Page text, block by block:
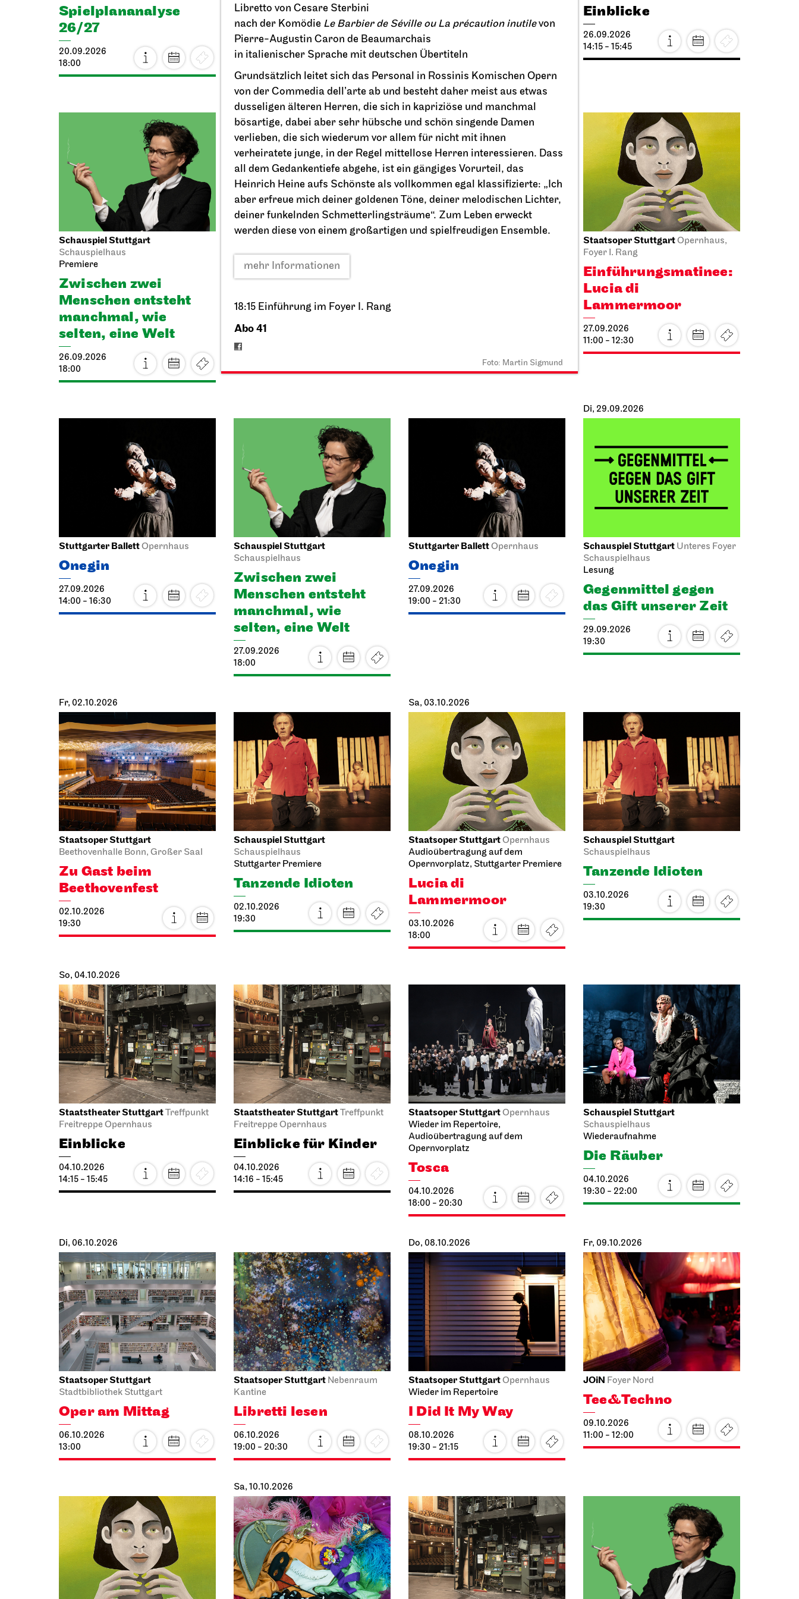
Libretto von Cesare Sterbini
nach der Komödie Le Barbier de Séville ou La précaution inutilevon
Pierre-Augustin Caron de Beaumarchais
in italienischer Sprache mit deutschen Übertiteln
Grundsätzlich leitet sich das Personal in Rossinis Komischen Opern
von der Commedia dell’arte ab und besteht daher meist aus etwas
dusseligen älteren Herren, die sich in kapriziöse und manchmal
bösartige, dabei aber sehr hübsche und schön singende Damen
verlieben, die sich wiederum vor allem für nicht mit ihnen
verheiratete junge, in der Regel mittellose Herren interessieren. Dass
all dem Gedankentiefe abgehe, ist ein gängiges Vorurteil, das
Heinrich Heine aufs Schönste als vollkommen egal klassifizierte: „Ich
aber erfreue mich deiner goldenen Töne, deiner melodischen Lichter,
deiner funkelnden Schmetterlingsträume“. Zum Leben erweckt
werden diese von einem großartigen und spielfreudigen Ensemble.
mehr Informationen
18:15 Einführung im Foyer I. Rang
Abo 41
Foto: Martin Sigmund
Spiel­plan­analyse
26/27
20.09.2026
18:00
25.09.2026
17:00
25.09.2026
19:00 - 21:30
Einblicke
26.09.2026
14:15 - 15:45
Schauspiel Stuttgart
Schauspielhaus
Premiere
Zwischen zwei
Menschen ent­steht
manch­mal, wie
selten, eine Welt
26.09.2026
18:00
Onegin
So, 27.09.2026
Staatsoper StuttgartOpernhaus,
Foyer I. Rang
Einführungs­matinee:
Lucia di
Lammermoor
27.09.2026
11:00 - 12:30
Stuttgarter BallettOpernhaus
Onegin
27.09.2026
14:00 - 16:30
Schauspiel Stuttgart
Schauspielhaus
Zwischen zwei
Menschen ent­steht
manch­mal, wie
selten, eine Welt
27.09.2026
18:00
Stuttgarter BallettOpernhaus
Onegin
27.09.2026
19:00 - 21:30
Di, 29.09.2026
Schauspiel Stuttgart Unteres Foyer
Schauspielhaus
Lesung
Gegen­mittel gegen
das Gift unserer Zeit
29.09.2026
19:30
Fr, 02.10.2026
Staatsoper Stuttgart
Beethovenhalle Bonn, Großer Saal
Zu Gast beim
Beethovenfest
02.10.2026
19:30
Schauspiel Stuttgart
Schauspielhaus
Stuttgarter Premiere
Tanzende Idioten
02.10.2026
19:30
Sa, 03.10.2026
Staatsoper StuttgartOpernhaus
Audioübertragung auf dem
Opernvorplatz, Stuttgarter Premiere
Lucia di
Lammermoor
03.10.2026
18:00
Schauspiel Stuttgart
Schauspielhaus
Tanzende Idioten
03.10.2026
19:30
So, 04.10.2026
Staatstheater StuttgartTreffpunkt
Freitreppe Opernhaus
Einblicke
04.10.2026
14:15 - 15:45
Staatstheater StuttgartTreffpunkt
Freitreppe Opernhaus
Einblicke für Kinder
04.10.2026
14:16 - 15:45
Staatsoper StuttgartOpernhaus
Wieder im Repertoire,
Audioübertragung auf dem
Opernvorplatz
Tosca
04.10.2026
18:00 - 20:30
Schauspiel Stuttgart
Schauspielhaus
Wiederaufnahme
Die Räuber
04.10.2026
19:30 - 22:00
Di, 06.10.2026
Staatsoper Stuttgart
Stadtbibliothek Stuttgart
Oper am Mittag
06.10.2026
13:00
Staatsoper Stuttgart Nebenraum
Kantine
Libretti lesen
06.10.2026
19:00 - 20:30
Do, 08.10.2026
Staatsoper StuttgartOpernhaus
Wieder im Repertoire
I Did It My Way
08.10.2026
19:30 - 21:15
Fr, 09.10.2026
JOiN Foyer Nord
Tee&Techno
09.10.2026
11:00 - 12:00
Sa, 10.10.2026